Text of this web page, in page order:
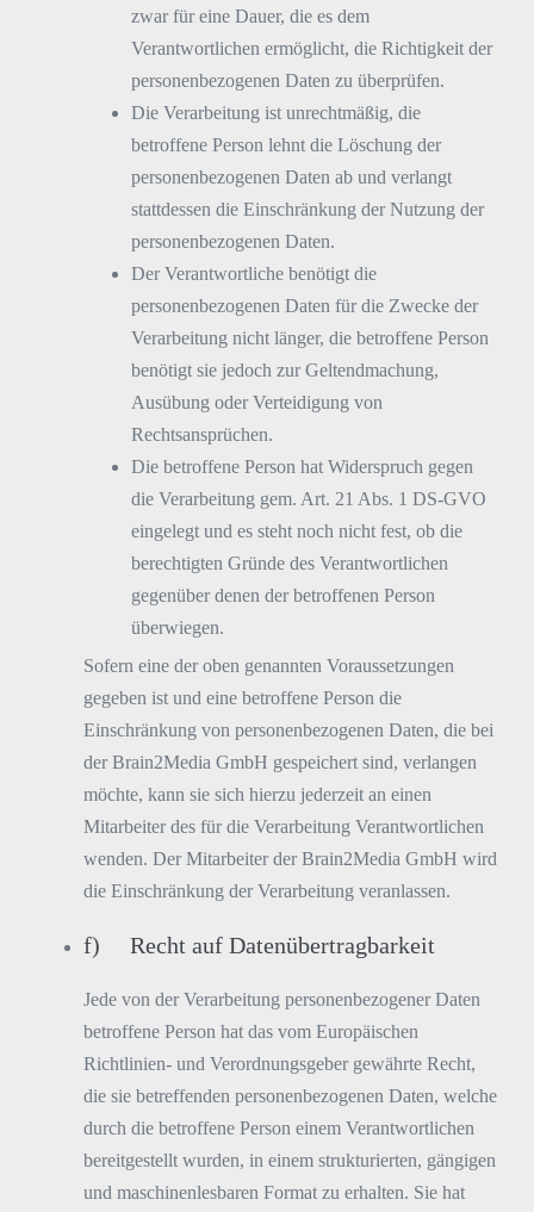
zwar für eine Dauer, die es dem
Verantwortlichen ermöglicht, die Richtigkeit der
personenbezogenen Daten zu überprüfen.
Die Verarbeitung ist unrechtmäßig, die
betroffene Person lehnt die Löschung der
personenbezogenen Daten ab und verlangt
stattdessen die Einschränkung der Nutzung der
personenbezogenen Daten.
Der Verantwortliche benötigt die
personenbezogenen Daten für die Zwecke der
Verarbeitung nicht länger, die betroffene Person
benötigt sie jedoch zur Geltendmachung,
Ausübung oder Verteidigung von
Rechtsansprüchen.
Die betroffene Person hat Widerspruch gegen
die Verarbeitung gem. Art. 21 Abs. 1 DS-GVO
eingelegt und es steht noch nicht fest, ob die
berechtigten Gründe des Verantwortlichen
gegenüber denen der betroffenen Person
überwiegen.
Sofern eine der oben genannten Voraussetzungen
gegeben ist und eine betroffene Person die
Einschränkung von personenbezogenen Daten, die bei
der Brain2Media GmbH gespeichert sind, verlangen
möchte, kann sie sich hierzu jederzeit an einen
Mitarbeiter des für die Verarbeitung Verantwortlichen
wenden. Der Mitarbeiter der Brain2Media GmbH wird
die Einschränkung der Verarbeitung veranlassen.
f) Recht auf Datenübertragbarkeit
Jede von der Verarbeitung personenbezogener Daten
betroffene Person hat das vom Europäischen
Richtlinien- und Verordnungsgeber gewährte Recht,
die sie betreffenden personenbezogenen Daten, welche
durch die betroffene Person einem Verantwortlichen
bereitgestellt wurden, in einem strukturierten, gängigen
und maschinenlesbaren Format zu erhalten. Sie hat